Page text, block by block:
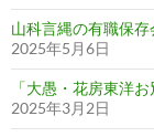
山科言縄の有職保
2025年5月6日
「大愚・花房東洋
2025年3月2日